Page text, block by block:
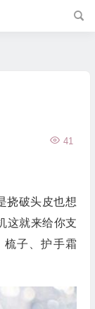
41
挠破头皮也想
这就来给你支
梳子、护手霜